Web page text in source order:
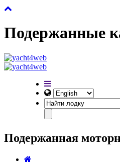
Подержанные
Подержанная